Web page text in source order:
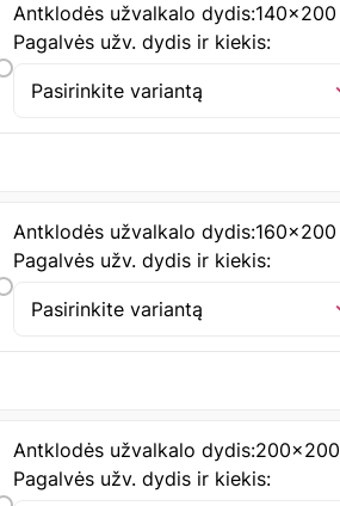
Antklodės užvalkalo dydis:140x200
Pagalvės užv. dydis ir kiekis:
Pasirinkite variantą
Antklodės užvalkalo dydis:160x200
Pagalvės užv. dydis ir kiekis:
Pasirinkite variantą
Antklodės užvalkalo dydis:
Pagalvės užv. dydis ir kiekis: